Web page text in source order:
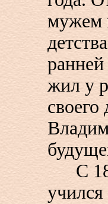
мужем
жил у
С
учился